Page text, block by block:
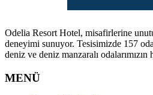
Odelia Resort Hotel, misafirlerine
deneyimi sunuyor. Tesisimizde 157
deniz ve deniz manzaralı
MENÜ